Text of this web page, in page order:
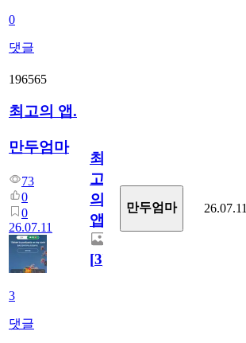
0
댓글
196565
최고의 앱.
만두엄마
73
0
0
26.07.11
3
댓글
최
고
의
앱.
[3]
만두엄마 26.07.11